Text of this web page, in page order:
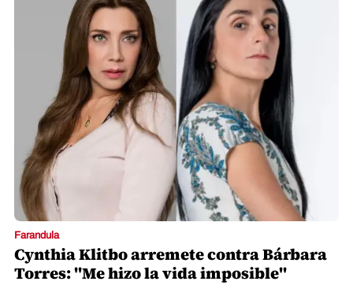
Farandula
Cynthia Klitbo arremete contra Bárbara
Torres: "Me hizo la vida imposible"